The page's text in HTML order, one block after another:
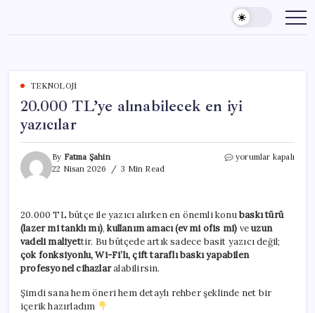
content
TEKNOLOJI
20.000 TL’ye alınabilecek en iyi
yazıcılar
By Fatma Şahin
22 Nisan 2026
3 Min Read
20.000
yazıcılar
için
yorumlar kapalı
20.000 TL bütçe ile yazıcı alırken en önemli konubaskı türü
(lazer mi tanklı mı),kullanım amacı (ev mi ofis mi) veuzun
vadeli maliyettir. Bu bütçede artık sadece basit yazıcı değil;
çok fonksiyonlu, Wi-Fi’lı, çift taraflı baskı yapabilen
profesyonel cihazlaralabilirsin.
Şimdi sana hem öneri hem detaylı rehber şeklinde net bir
içerik hazırladım